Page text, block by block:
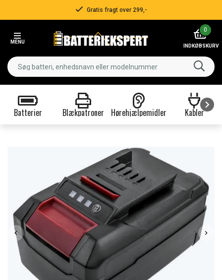
Gratis fragt over 299,-
MENU
0
INDKØBSKURV
Batterier Blækpatroner Hørehjælpemidler Kabler